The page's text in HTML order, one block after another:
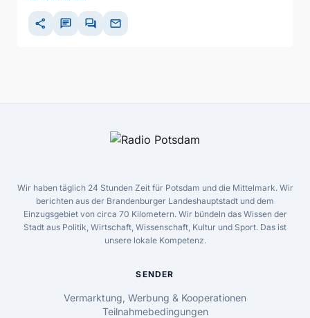
share chat forum mail
Wir haben täglich 24 Stunden Zeit für Potsdam und die Mittelmark. Wir
berichten aus der Brandenburger Landeshauptstadt und dem
Einzugsgebiet von circa 70 Kilometern. Wir bündeln das Wissen der
Stadt aus Politik, Wirtschaft, Wissenschaft, Kultur und Sport. Das ist
unsere lokale Kompetenz.
SENDER
Vermarktung, Werbung & Kooperationen
Teilnahmebedingungen